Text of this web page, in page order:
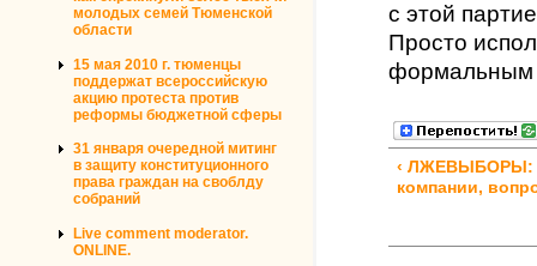
молодых семей Тюменской
области
15 мая 2010 г. тюменцы
поддержат всероссийскую
акцию протеста против
реформы бюджетной сферы
31 января очередной митинг
в защиту конституционного
права граждан на своблду
собраний
Live comment moderator.
ONLINE.
с этой
Просто
формальным
‹ ЛЖЕВЫБОРЫ:
компании,